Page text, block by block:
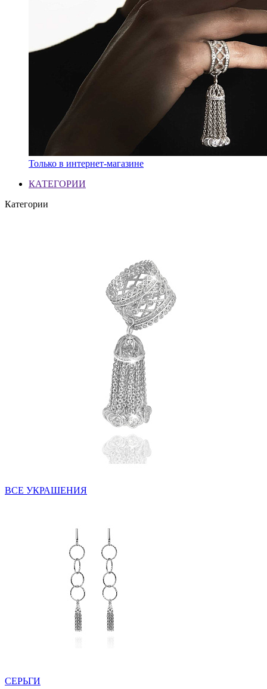
Только в интернет-магазине
КАТЕГОРИИ
Категории
ВСЕ УКРАШЕНИЯ
СЕРЬГИ